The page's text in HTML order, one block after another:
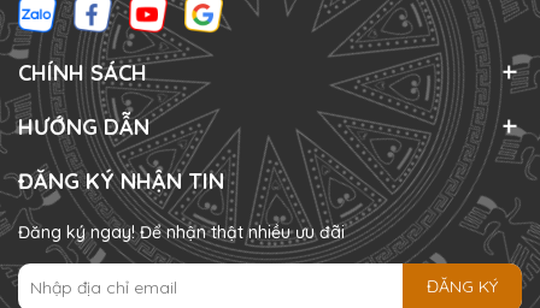
CHÍNH SÁCH
HƯỚNG DẪN
ĐĂNG KÝ NHẬN TIN
Đăng ký ngay! Để nhận thật nhiều ưu đãi
ĐĂNG KÝ